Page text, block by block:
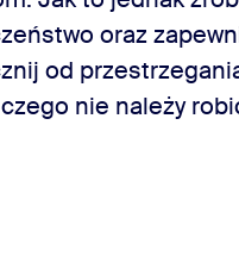
oraz
od
nie należy